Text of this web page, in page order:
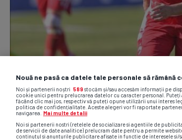
Nouă ne pasă ca datele tale personale să rămână
Noi și partenerii noștri 589 stocăm și/sau accesăm informații pe
cookie unici pentru prelucrarea datelor cu caracter personal. Puteți
făcând clic mai jos, respectiv vă puteți opune utilizării unui interes
politica de confidențialitate. Aceste alegeri vor fi raportate
navigarea.
Mai multe detalii
Noi si partenerii nostri (retelele de socializare si agentiile de
de servicii de date analitice) prelucram date pentru a permite
continutul si anunturile publicitare afisate in functie de interesele si/